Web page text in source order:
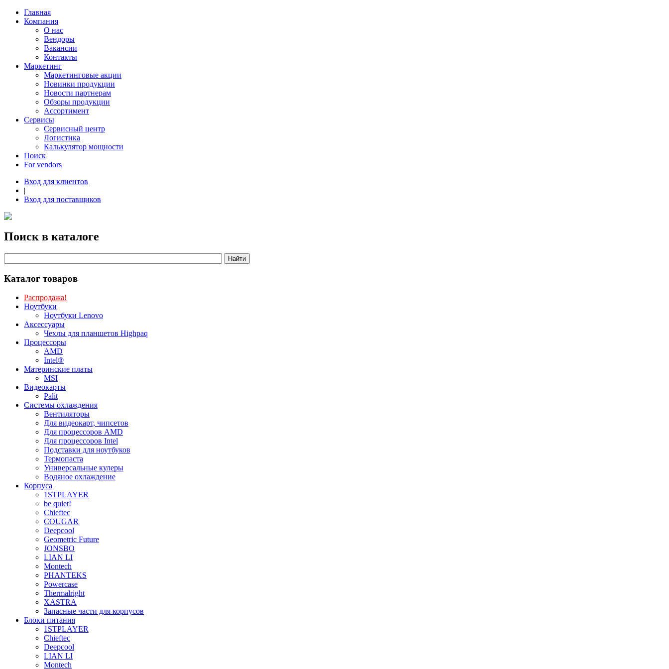
Главная
Компания
О нас
Вендоры
Вакансии
Контакты
Маркетинг
Маркетинговые акции
Новинки продукции
Новости партнерам
Обзоры продукции
Ассортимент
Сервисы
Сервисный центр
Логистика
Калькулятор мощности
Поиск
For vendors
Вход для клиентов
|
Вход для поставщиков
Поиск в каталоге
Каталог товаров
Распродажа!
Ноутбуки
Ноутбуки Lenovo
Аксессуары
Чехлы для планшетов Highpaq
Процессоры
AMD
Intel®
Материнские платы
MSI
Видеокарты
Palit
Системы охлаждения
Вентиляторы
Для видеокарт, чипсетов
Для процессоров AMD
Для процессоров Intel
Подставки для ноутбуков
Термопаста
Универсальные кулеры
Водяное охлаждение
Корпуса
1STPLAYER
be quiet!
Chieftec
COUGAR
Deepcool
Geometric Future
JONSBO
LIAN LI
Montech
PHANTEKS
Powercase
Thermalright
XASTRA
Запасные части для корпусов
Блоки питания
1STPLAYER
Chieftec
Deepcool
LIAN LI
Montech